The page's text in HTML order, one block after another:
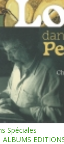
Spéciales
ALBUMS